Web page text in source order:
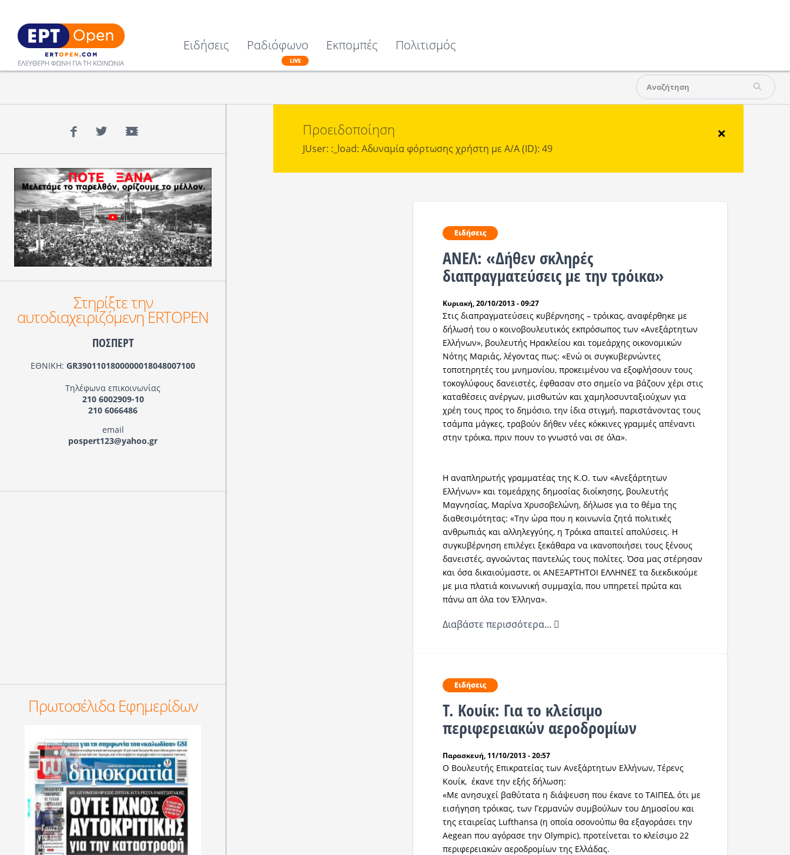
Ειδήσεις Ραδιόφωνο
LIVE
Εκπομπές Πολιτισμός
×
Προειδοποίηση
JUser: :_load: Αδυναμία φόρτωσης χρήστη με Α/Α (ID): 49
Ειδήσεις
ΑΝΕΛ: «Δήθεν σκληρές
διαπραγματεύσεις με την τρόικα»
Κυριακή, 20/10/2013 - 09:27
Στις διαπραγματεύσεις κυβέρνησης – τρόικας, αναφέρθηκε με
δήλωσή του ο κοινοβουλευτικός εκπρόσωπος των «Ανεξάρτητων
Ελλήνων», βουλευτής Ηρακλείου και τομεάρχης οικονομικών
Νότης Μαριάς, λέγοντας πως: «Ενώ οι συγκυβερνώντες
τοποτηρητές του μνημονίου, προκειμένου να εξοφλήσουν τους
τοκογλύφους δανειστές, έφθασαν στο σημείο να βάζουν χέρι στις
καταθέσεις ανέργων, μισθωτών και χαμηλοσυνταξιούχων για
χρέη τους προς το δημόσιο, την ίδια στιγμή, παριστάνοντας τους
τσάμπα μάγκες, τραβούν δήθεν νέες κόκκινες γραμμές απέναντι
στην τρόικα, πριν πουν το γνωστό ναι σε όλα».
H αναπληρωτής γραμματέας της Κ.Ο. των «Ανεξάρτητων
Ελλήνων» και τομεάρχης δημοσίας διοίκησης, βουλευτής
Μαγνησίας, Μαρίνα Χρυσοβελώνη, δήλωσε για το θέμα της
διαθεσιμότητας: «Την ώρα που η κοινωνία ζητά πολιτικές
ανθρωπιάς και αλληλεγγύης, η Τρόικα απαιτεί απολύσεις. Η
συγκυβέρνηση επιλέγει ξεκάθαρα να ικανοποιήσει τους ξένους
δανειστές, αγνοώντας παντελώς τους πολίτες. Όσα μας στέρησαν
και όσα δικαιούμαστε, οι ΑΝΕΞΑΡΤΗΤΟΙ ΕΛΛΗΝΕΣ τα διεκδικούμε
με μια πλατιά κοινωνική συμμαχία, που υπηρετεί πρώτα και
πάνω απ όλα τον Έλληνα».
Διαβάστε περισσότερα...
Ειδήσεις
T. Koυίκ: Για το κλείσιμο
περιφερειακών αεροδρομίων
Παρασκευή, 11/10/2013 - 20:57
Ο Βουλευτής Επικρατείας των Ανεξάρτητων Ελλήνων, Τέρενς
Κουίκ, έκανε την εξής δήλωση:
«Με ανησυχεί βαθύτατα η διάψευση που έκανε το ΤΑΙΠΕΔ, ότι με
εισήγηση τρόικας, των Γερμανών συμβούλων του Δημοσίου και
της εταιρείας Lufthansa (η οποία οσονούπω θα εξαγοράσει την
Aegean που αγόρασε την Olympic), προτείνεται το κλείσιμο 22
περιφερειακών αεροδρομίων της Ελλάδας.
Facebook
TwitterYouTube
Στηρίξτε την
αυτοδιαχειριζόμενη ERTOPEN
ΠΟΣΠΕΡΤ
ΕΘΝΙΚΗ: GR3901101800000018048007100
Τηλέφωνα επικοινωνίας
210 6002909-10
210 6066486
email
pospert123@yahoo.gr
Πρωτοσέλιδα Εφημερίδων